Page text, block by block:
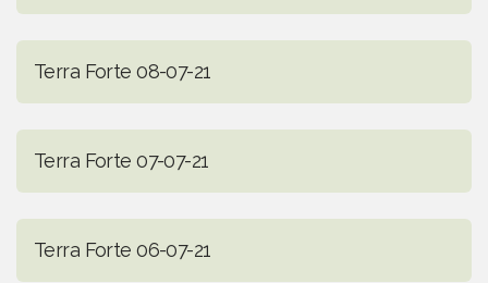
Terra Forte 08-07-21
Terra Forte 07-07-21
Terra Forte 06-07-21